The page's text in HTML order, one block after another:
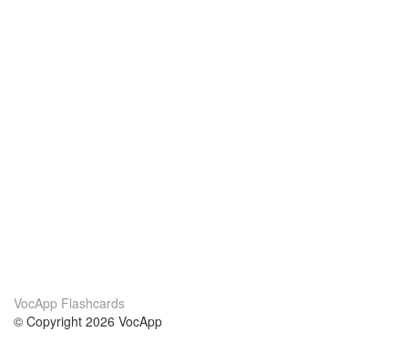
VocApp Flashcards
© Copyright 2026 VocApp